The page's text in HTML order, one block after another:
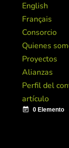
English
Français
Consorcio
Quienes
Proyectos
Alianzas
Perfil del
artículo